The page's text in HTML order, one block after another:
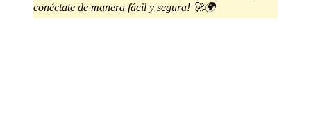
conéctate de manera fácil y segura! 🚀🌍